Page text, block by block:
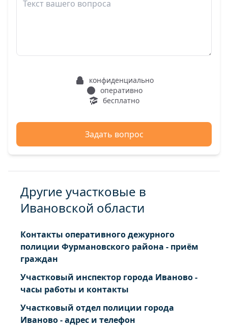
Вичуга г. Тезинская 3-я ул.
конфиденциально
оперативно
бесплатно
Задать вопрос
Другие участковые в
Ивановской области
Контакты оперативного дежурного
полиции Фурмановского района - приём
граждан
Участковый инспектор города Иваново -
часы работы и контакты
Участковый отдел полиции города
Иваново - адрес и телефон